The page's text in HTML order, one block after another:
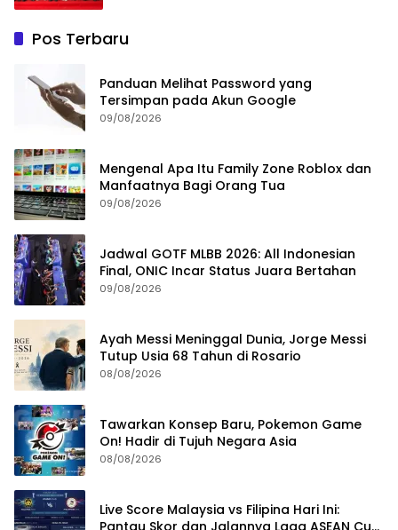
Pos Terbaru
Panduan Melihat Password yang
Tersimpan pada Akun Google
09/08/2026
Mengenal Apa Itu Family Zone Roblox dan
Manfaatnya Bagi Orang Tua
09/08/2026
Jadwal GOTF MLBB 2026: All Indonesian
Final, ONIC Incar Status Juara Bertahan
09/08/2026
Ayah Messi Meninggal Dunia, Jorge Messi
Tutup Usia 68 Tahun di Rosario
08/08/2026
Tawarkan Konsep Baru, Pokemon Game
On! Hadir di Tujuh Negara Asia
08/08/2026
Live Score Malaysia vs Filipina Hari Ini: